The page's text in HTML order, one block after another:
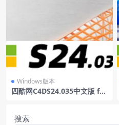
Windows版本
四酷网C4DS24.035中文版 for
搜索